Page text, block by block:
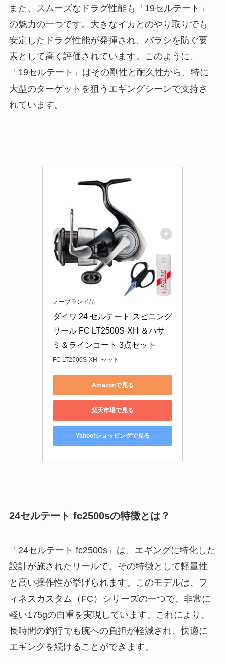
また、スムーズなドラグ性能も「19セルテート」
の魅力の一つです。大きなイカとのやり取りでも
安定したドラグ性能が発揮され、バラシを防ぐ要
素として高く評価されています。このように、
「19セルテート」はその剛性と耐久性から、特に
大型のターゲットを狙うエギングシーンで支持さ
れています。
ノーブランド品
ダイワ 24 セルテート スピニング
リール FC LT2500S-XH ＆ハサ
ミ＆ラインコート 3点セット
FC LT2500S-XH_セット
Amazonで見る
楽天市場で見る
Yahoo!ショッピングで見る
24セルテート fc2500sの特徴とは？
「24セルテート fc2500s」は、エギングに特化した
設計が施されたリールで、その特徴として軽量性
と高い操作性が挙げられます。このモデルは、フ
ィネスカスタム（FC）シリーズの一つで、非常に
軽い175gの自重を実現しています。これにより、
長時間の釣行でも腕への負担が軽減され、快適に
エギングを続けることができます。